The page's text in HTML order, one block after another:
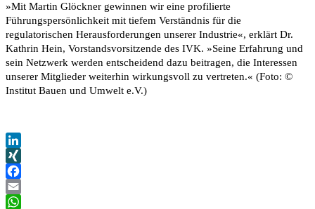
»Mit Martin Glöckner gewinnen wir eine profilierte
Führungspersönlichkeit mit tiefem Verständnis für die
regulatorischen Herausforderungen unserer Industrie«, erklärt Dr.
Kathrin Hein, Vorstandsvorsitzende des IVK. »Seine Erfahrung und
sein Netzwerk werden entscheidend dazu beitragen, die Interessen
unserer Mitglieder weiterhin wirkungsvoll zu vertreten.« (Foto: ©
Institut Bauen und Umwelt e.V.)
LinkedIn
XING
Facebook
Email